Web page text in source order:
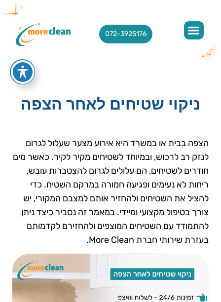
072-3925176
ניקוי שטיחים לאחר הצפה
הצפה בבית או במשרד היא אירוע מצער שעלול לגרום
לנזק רב לרכוש, ובמיוחד לשטיחים מקיר לקיר. כאשר מים
חודרים לשטיחים, הם עלולים לגרום להצטברות עובש,
ריחות לא נעימים ופגיעה חמורה במרקם השטיח. כדי
להציל את השטיחים ולהחזיר אותם למצבם המקורי, יש
צורך בטיפול מקצועי ומיידי. במאמר זה נסביר כיצד ניתן
להתמודד עם השטיחים המוצפים ולהחזירם לקדמותם
בעזרת שירותי חברת More Clean.